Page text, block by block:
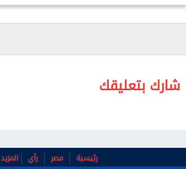
شارك بتعليقك
رئيسية مصر رأي المزيد